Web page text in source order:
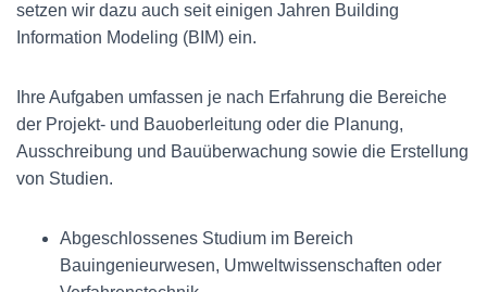
setzen wir dazu auch seit einigen Jahren Building
Information Modeling (BIM) ein.
Ihre Aufgaben umfassen je nach Erfahrung die Bereiche
der Projekt- und Bauoberleitung oder die Planung,
Ausschreibung und Bauüberwachung sowie die Erstellung
von Studien.
Abgeschlossenes Studium im Bereich
Bauingenieurwesen, Umweltwissenschaften oder